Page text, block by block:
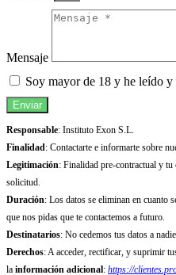
Mensaje
Soy mayor de 18 y he leído y
Enviar
Responsable: Instituto Exon S.L.
Finalidad: Contactarte e informarte sobre
Legitimación: Finalidad pre-contractual y tu
solicitud.
Duración: Los datos se eliminan en cuanto
que nos pidas que te contactemos a futuro.
Destinatarios: No cedemos tus datos a
Derechos: A acceder, rectificar, y suprimir
la información adicional: https://